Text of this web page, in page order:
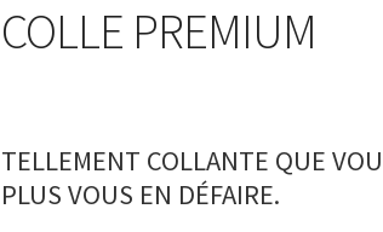
COLLE PREMIUM
TELLEMENT COLLANTE QUE
PLUS VOUS EN DÉFAIRE.